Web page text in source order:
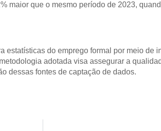
maior que o mesmo período de 2023,
estatísticas do emprego formal por meio de
adotada visa assegurar a
dessas fontes de captação de dados.